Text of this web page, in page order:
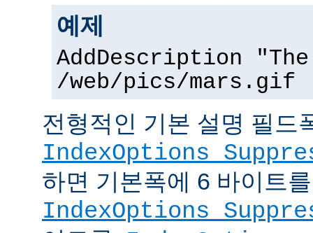
예제
AddDescription
/web/pics/mars.gif
전형적인 기본 설명 필드
IndexOptions
하면 기본폭에 6 바이트
IndexOptions